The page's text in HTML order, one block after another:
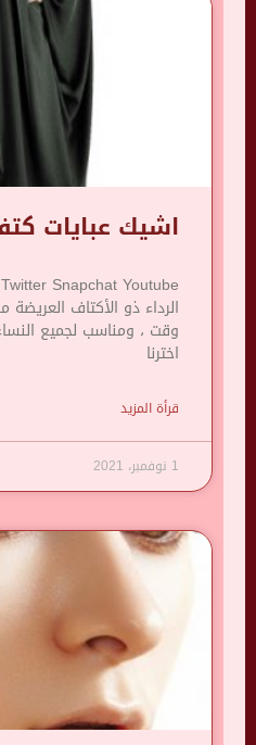
اشيك عبايات
الرداء ذو ​​الأكتاف
وقت ، ومناسب لجميع
اخترنا
قرأة المزيد
1 نوفمبر، 2021